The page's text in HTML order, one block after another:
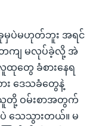
ခုမှပဲမဟုတ်ဘူး အရင်
တကျ မလုပ်ခဲ့လို့ အဲ
ထုတွေ ခံစားနေရ
ဒေသခံတွေနဲ့
သူတို့ ဝမ်းစာအတွက်
ပဲ သေသွားတယ်။ မ